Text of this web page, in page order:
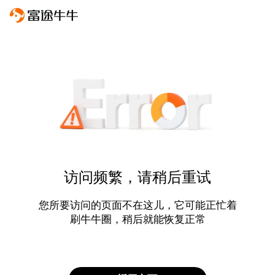
访问频繁，请稍后重试
您所要访问的页面不在这儿，它可能正忙着
刷牛牛圈，稍后就能恢复正常